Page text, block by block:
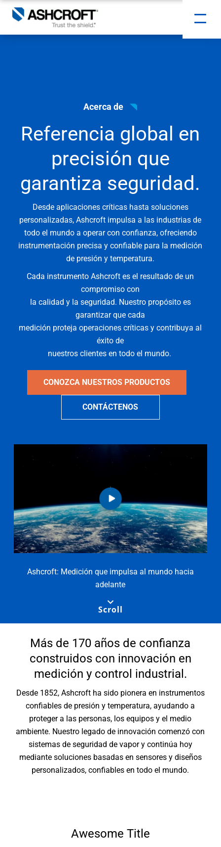
Acerca de
Referencia global en
precisión que
garantiza seguridad.
Desde aplicaciones críticas hasta soluciones
personalizadas, Ashcroft impulsa a las industrias de
todo el mundo a operar con confianza, ofreciendo
instrumentación precisa y confiable para la medición
de presión y temperatura.
Cada instrumento Ashcroft es el resultado de un
compromiso con
la calidad y la seguridad. Nuestro propósito es
garantizar que cada
medición proteja operaciones críticas y contribuya al
éxito de
nuestros clientes en todo el mundo.
CONOZCA NUESTROS PRODUCTOS
CONTÁCTENOS
Ashcroft: Medición que impulsa al mundo hacia
adelante
Scroll
Más de 170 años de confianza
construidos con innovación en
medición y control industrial.
Desde 1852, Ashcroft ha sido pionera en instrumentos
confiables de presión y temperatura, ayudando a
proteger a las personas, los equipos y el medio
ambiente. Nuestro legado de innovación comenzó con
sistemas de seguridad de vapor y continúa hoy
mediante soluciones basadas en sensores y diseños
personalizados, confiables en todo el mundo.
Awesome Title